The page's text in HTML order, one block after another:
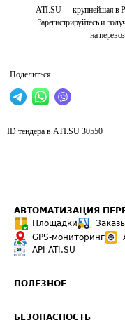
ATI.SU — крупнейшая в
Зарегистрируйтесь и
на
Поделиться
ID тендера в ATI.SU 30550
АВТОМАТИЗАЦИЯ
Площадки
GPS-мониторинг
API ATI.SU
ПОЛЕЗНОЕ
БЕЗОПАСНОСТЬ